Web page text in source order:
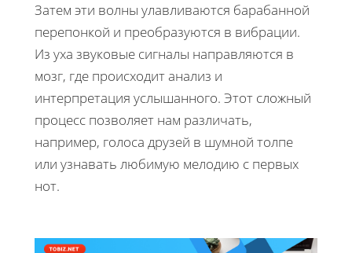
Затем эти волны улавливаются барабанной
перепонкой и преобразуются в вибрации.
Из уха звуковые сигналы направляются в
мозг, где происходит анализ и
интерпретация услышанного. Этот сложный
процесс позволяет нам различать,
например, голоса друзей в шумной толпе
или узнавать любимую мелодию с первых
нот.